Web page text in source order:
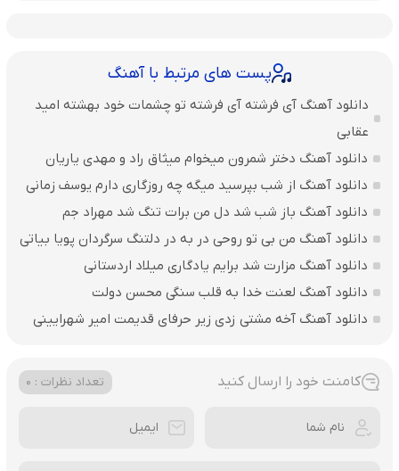
پست های مرتبط با آهنگ
دانلود آهنگ آی فرشته آی فرشته تو چشمات خود بهشته امید
عقابی
دانلود آهنگ دختر شمرون میخوام میثاق راد و مهدی یاریان
دانلود آهنگ از شب بپرسید میگه چه روزگاری دارم یوسف زمانی
دانلود آهنگ باز شب شد دل من برات تنگ شد مهراد جم
دانلود آهنگ من بی تو روحی در به در دلتنگ سرگردان پویا بیاتی
دانلود آهنگ مزارت شد برایم یادگاری میلاد اردستانی
دانلود آهنگ لعنت خدا به قلب سنگی محسن دولت
دانلود آهنگ آخه مشتی زدی زیر حرفای قدیمت امیر شهرایینی
کامنت خود را ارسال کنید تعداد نظرات : 0